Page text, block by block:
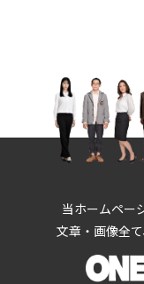
当ホームペー
文章・画像全